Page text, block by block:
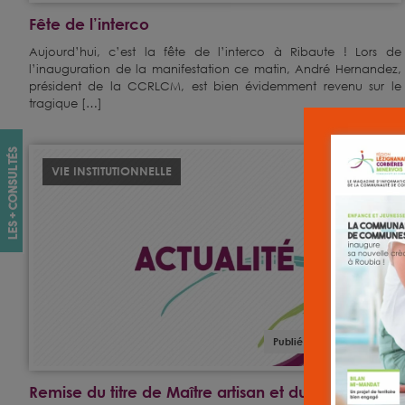
Fête de l’interco
Aujourd’hui, c’est la fête de l’interco à Ribaute ! Lors de
l’inauguration de la manifestation ce matin, André Hernandez,
président de la CCRLCM, est bien évidemment revenu sur le
tragique […]
VIE INSTITUTIONNELLE
Publié le : 25 juin 2025
Remise du titre de Maître artisan et du brevet de
les + consultés